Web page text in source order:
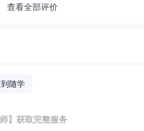
查看全部评价
随学
】获取完整服务